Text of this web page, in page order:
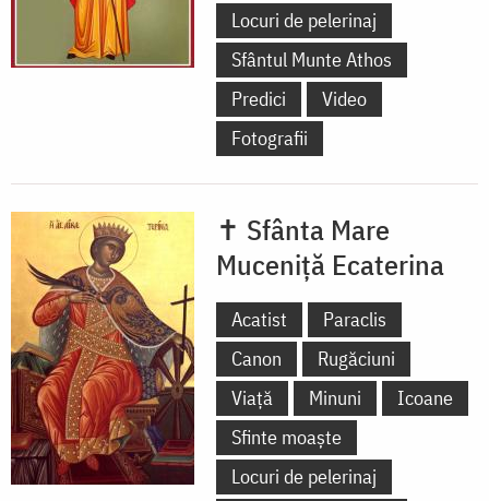
Locuri de pelerinaj
Sfântul Munte Athos
Predici
Video
Fotografii
✝ Sfânta Mare
Muceniță Ecaterina
Acatist
Paraclis
Canon
Rugăciuni
Viață
Minuni
Icoane
Sfinte moaște
Locuri de pelerinaj